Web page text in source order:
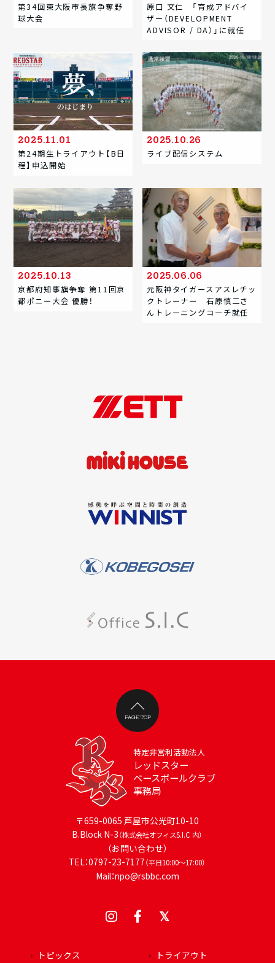
第34回東大阪市長旗争奪野
球大会
原口 文仁 「育成アドバイ
ザー（DEVELOPMENT
ADVISOR / DA）」に就任
2025.11.01
第24期生トライアウト【B日
程】申込開始
2025.10.26
ライブ配信システム
2025.10.13
京都府知事旗争奪 第11回京
都ポニー大会 優勝！
2025.06.06
元阪神タイガースアスレチッ
クトレーナー 石原慎二さ
んトレーニングコーチ就任
PAGE TOP
特定非営利活動法人
レッドスター
ベースボールクラブ
事務局
〒659-0065 芦屋市公光町10-10
B.Block N-3（株式会社オフィスS.I.C 内）
（お問い合わせ）
TEL：0797-23-7177（平日10:00～17:00）
Mail：npo@rsbbc.com
トピックス トライアウト